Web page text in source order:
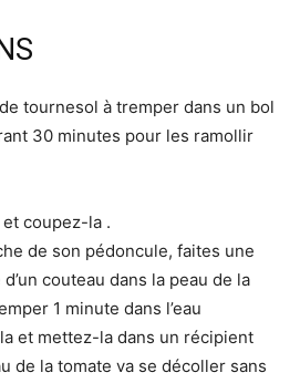
tournesol à tremper dans un bol
30 minutes pour les ramollir
coupez-la .
de son pédoncule, faites une
couteau dans la peau de la
1 minute dans l’eau
et mettez-la dans un récipient
de la tomate va se décoller sans